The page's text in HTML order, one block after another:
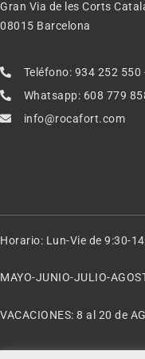
Gran Via de les Corts
08015 Barcelona
Teléfono: 934 252 550
Whatsapp: 608 779
info@rocafort.com
Horario: Lun-Vie de 9:30-
MAYO-JUNIO-JULIO-
VACACIONES: 8 al 20 de